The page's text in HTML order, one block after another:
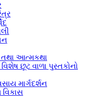
તથા આત્મકથા
છૂટ વાળા પુસ્તકોનો
માર્ગદર્શન
વિકાસ